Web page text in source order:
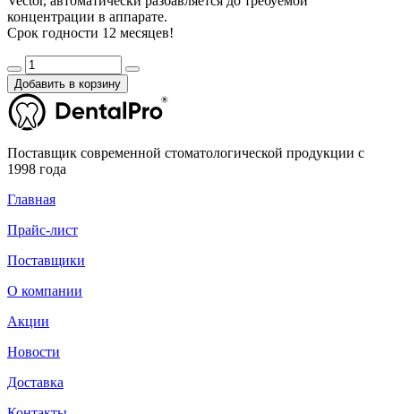
концентрации в аппарате.
Срок годности 12 месяцев!
Добавить в корзину
Поставщик современной стоматологической продукции с
1998 года
Главная
Прайс-лист
Поставщики
О компании
Акции
Новости
Доставка